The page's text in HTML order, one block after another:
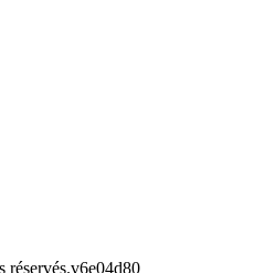
réservés.v6e04d80